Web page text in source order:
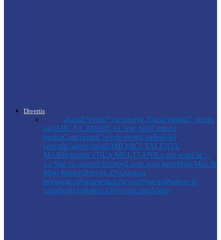
Divertis
,,Ziarul Nostru” cu povești„Ziarul Nostru” pentru
piciABC-UL MEDICALAlte ȘtiriCititorul
nostruConcursuriCuvinte pentru sufletFără
cravatăGalerie fotoINIMI MICI,TALENTE
MARIÎntreabă ZNLA MULŢI ANILa noi acasă la…
La Sfat cu oameni frumoșiLume soro lumeMini-Miss &
Mini-MisterObiectiv ZNOdiseea
pedagogicăParlamentul elevilorPodcastPortrete în
timpReflecțiiReteta ZNȘcoala meaVideo